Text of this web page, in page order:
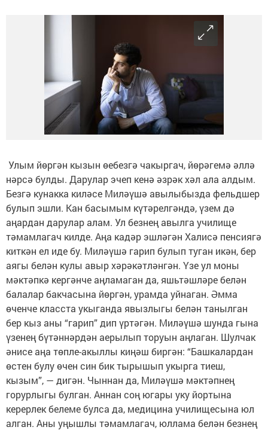
Улым йөргән кызын өебезгә чакыргач, йөрәгемә әллә
нәрсә булды. Дарулар эчеп кенә әз­рәк хәл ала алдым.
Безгә кунакка киләсе Миләүшә авылыбызда фельдшер
булып эшли. Кан басымым күтәрелгәндә, үзем дә
аңардан дарулар алам. Ул безнең авылга училище
тәмамлагач килде. Аңа кадәр эшләгән Халисә пенсиягә
киткән ел иде бу. Миләүшә гарип булып туган икән, бер
аягы белән кулы авыр хәрәкәтләнгән. Үзе ул мо­ны
мәктәпкә кергәнче аңламаган да, яшьтәшләре белән
балалар бакчасына йөргән, урамда уйнаган. Әмма
өченче класста укыганда явызлыгы белән танылган
бер кыз аны “гарип” дип үртәгән. Миләүшә шунда гына
үзенең бүтәннәрдән аерылып торуын аңлаган. Шулчак
әнисе аңа төпле-акыллы киңәш биргән: “Башкалардан
өстен булу өчен син бик тырышып укырга тиеш,
кызым”, — дигән. Чыннан да, Ми­ләүшә мәктәпнең
горурлыгы булган. Аннан соң югары уку йортына
керерлек белеме булса да, медицина училищесына юл
алган. Аны уңышлы тәмамлагач, юллама белән безнең